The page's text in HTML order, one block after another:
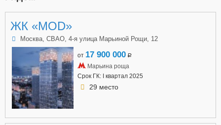
ЖК «MOD»
Москва, СВАО, 4-я улица Марьиной Рощи, 12
от 17 900 000 a
Марьина роща
Срок ГК: I квартал 2025
29 место